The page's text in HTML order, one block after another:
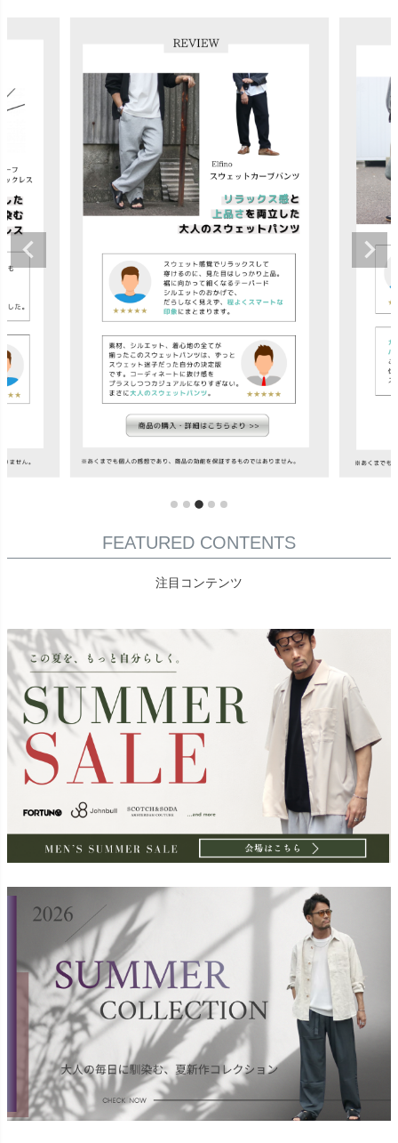
FEATURED CONTENTS
注目コンテンツ